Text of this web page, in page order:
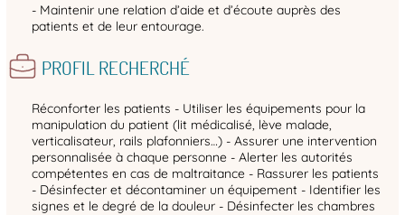
- Maintenir une relation d’aide et d’écoute auprès des
patients et de leur entourage.
PROFIL RECHERCHÉ
Réconforter les patients - Utiliser les équipements pour la
manipulation du patient (lit médicalisé, lève malade,
verticalisateur, rails plafonniers…) - Assurer une intervention
personnalisée à chaque personne - Alerter les autorités
compétentes en cas de maltraitance - Rassurer les patients
- Désinfecter et décontaminer un équipement - Identifier les
signes et le degré de la douleur - Désinfecter les chambres